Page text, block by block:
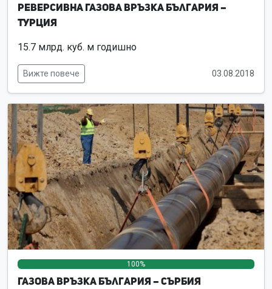
Реверсивна Газова връзка България –
Турция
15.7 млрд. куб. м годишно
Вижте повече 03.08.2018
100%
Газова връзка България – Сърбия